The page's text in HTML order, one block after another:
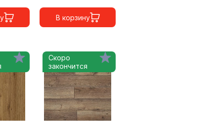
В корзину
Скоро
закончится